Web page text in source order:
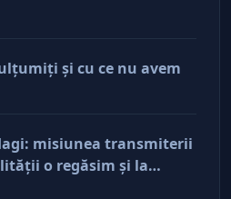
şi cu ce nu avem
misiunea transmiterii
o regăsim şi la
să-și lase moştenire